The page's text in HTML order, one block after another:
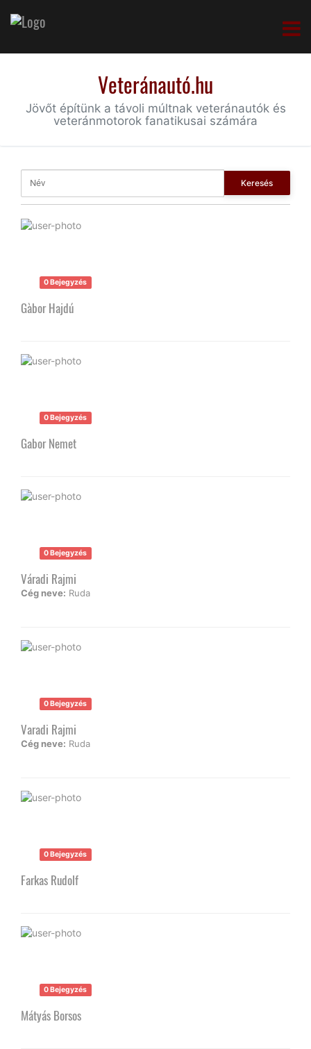
Veteránautó.hu
Jövőt építünk a távoli múltnak veteránautók és
veteránmotorok fanatikusai számára
Keresés
0 Bejegyzés
Gàbor Hajdú
0 Bejegyzés
Gabor Nemet
0 Bejegyzés
Váradi Rajmi
Cég neve: Ruda
0 Bejegyzés
Varadi Rajmi
Cég neve: Ruda
0 Bejegyzés
Farkas Rudolf
0 Bejegyzés
Mátyás Borsos